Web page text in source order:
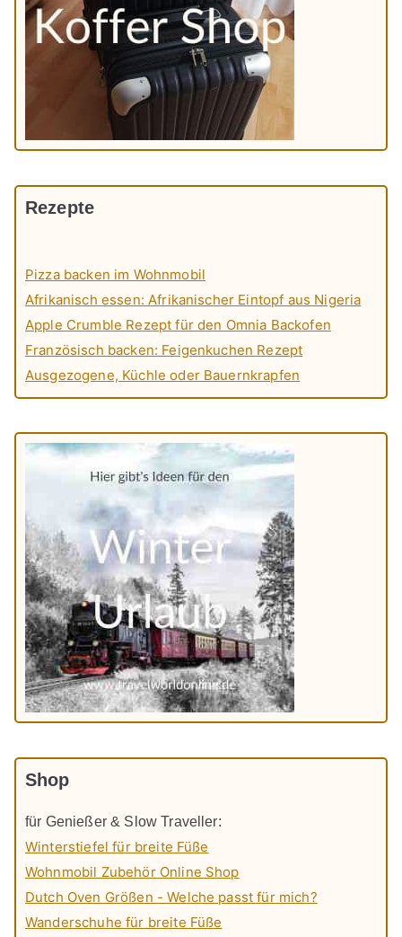
Rezepte
Pizza backen im Wohnmobil
Afrikanisch essen: Afrikanischer Eintopf aus Nigeria
Apple Crumble Rezept für den Omnia Backofen
Französisch backen: Feigenkuchen Rezept
Ausgezogene, Küchle oder Bauernkrapfen
Shop
für Genießer & Slow Traveller:
Winterstiefel für breite Füße
Wohnmobil Zubehör Online Shop
Dutch Oven Größen - Welche passt für mich?
Wanderschuhe für breite Füße